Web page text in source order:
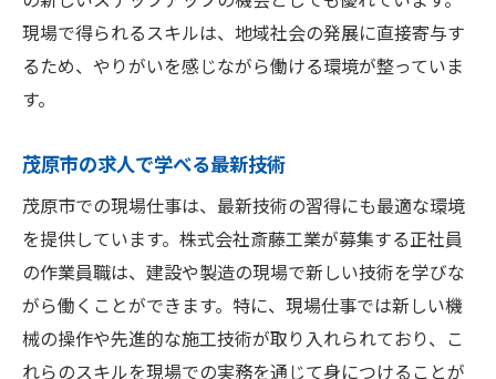
現場で得られるスキルは、地域社会の発展に直接寄与す
るため、やりがいを感じながら働ける環境が整っていま
す。
茂原市の求人で学べる最新技術
茂原市での現場仕事は、最新技術の習得にも最適な環境
を提供しています。株式会社斎藤工業が募集する正社員
の作業員職は、建設や製造の現場で新しい技術を学びな
がら働くことができます。特に、現場仕事では新しい機
械の操作や先進的な施工技術が取り入れられており、こ
れらのスキルを現場での実務を通じて身につけることが